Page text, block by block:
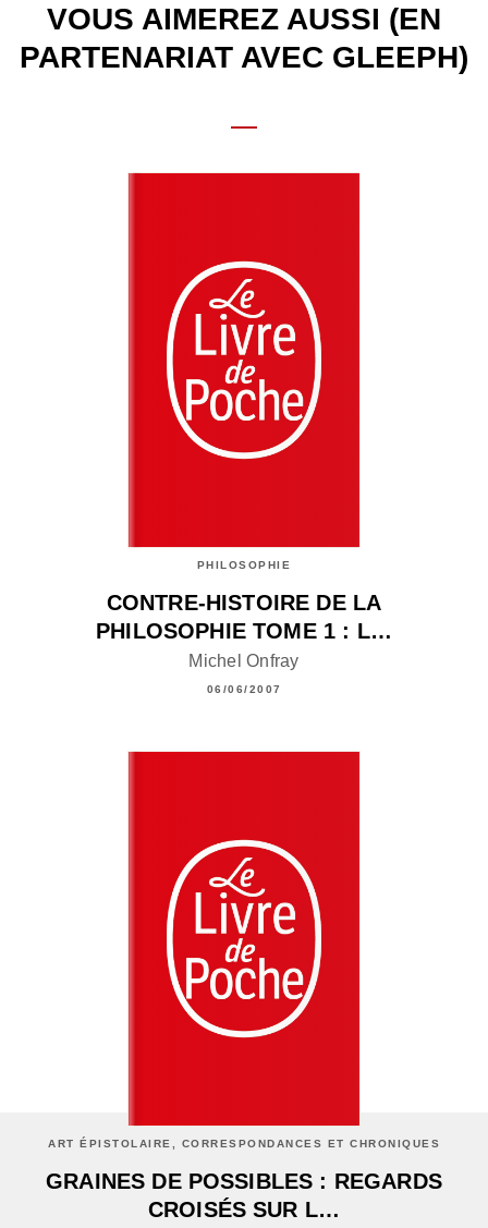
VOUS AIMEREZ AUSSI (EN
PARTENARIAT AVEC GLEEPH)
PHILOSOPHIE
CONTRE-HISTOIRE DE LA
PHILOSOPHIE TOME 1 : L…
Michel Onfray
06/06/2007
ART ÉPISTOLAIRE, CORRESPONDANCES ET CHRONIQUES
GRAINES DE POSSIBLES : REGARDS
CROISÉS SUR L…